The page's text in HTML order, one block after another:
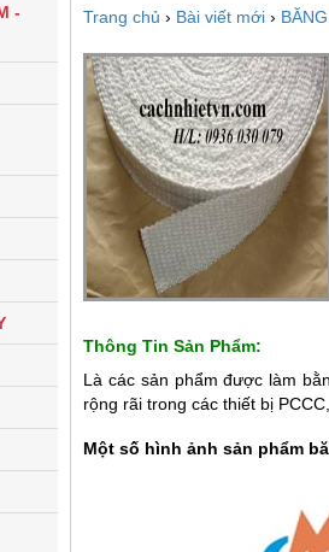
-
Trang chủ › Bài viết mới ›
Thông Tin Sản Phẩm:
Là các sản phẩm được làm
rộng rãi trong các thiết bị
Một số hình ảnh sản phẩm